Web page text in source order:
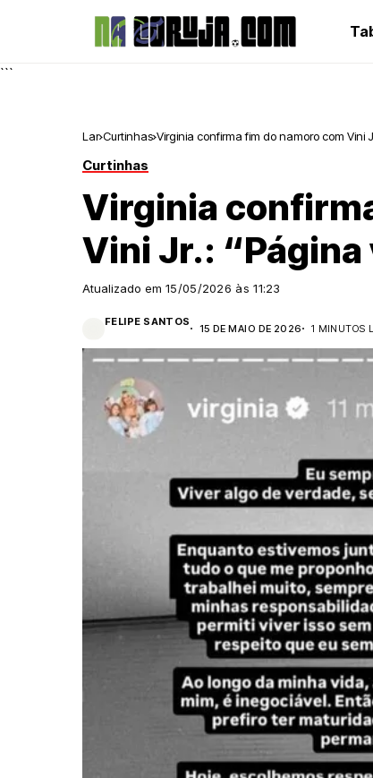
```
Lar Curtinhas Virginia confirma fim do namoro com Vini
Curtinhas
Virginia
Vini Jr.: “Página
Atualizado em 15/05/2026 às 11:23
FELIPE SANTOS
15 DE MAIO DE 2026 1 MINUTOS